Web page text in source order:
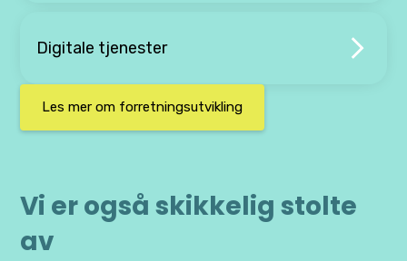
Digitale tjenester
Les mer om forretningsutvikling
Vi er også skikkelig stolte
av